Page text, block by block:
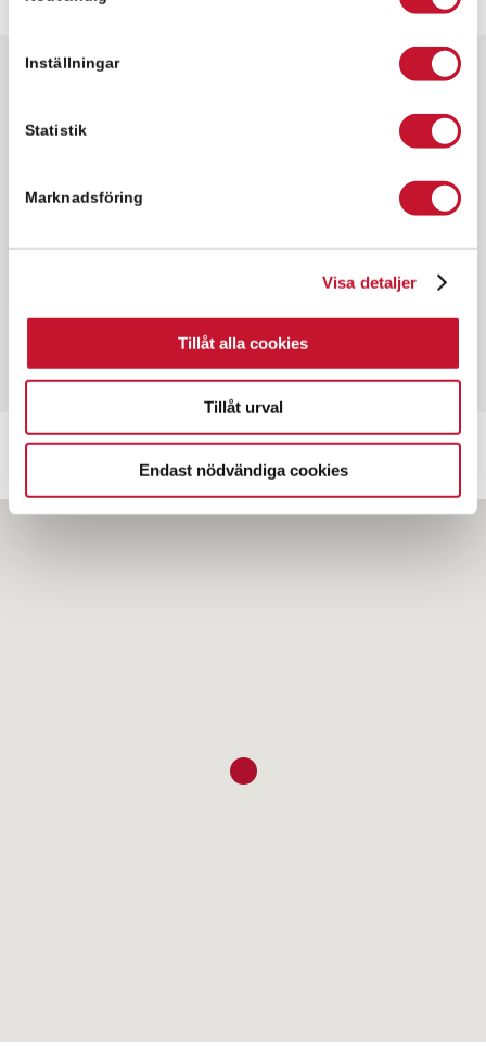
Inställningar
Statistik
Marknadsföring
Visa detaljer
Tillåt alla cookies
Tillåt urval
Endast nödvändiga cookies
✓ 1,500 kvm
✓ Hyresrätt
I området finns företag som grossister,
produktion och industri verksamhet